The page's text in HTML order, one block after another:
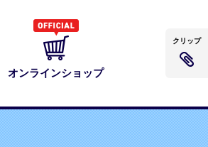
オンラインショップ
クリップ